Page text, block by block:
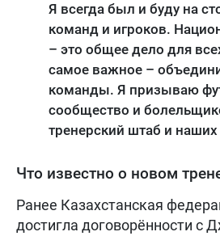
Я всегда был и буду на
команд и игроков.
– это общее дело для
самое важное –
команды. Я призываю
сообщество и
тренерский штаб и наших
Что известно о новом
Ранее Казахстанская
достигла договорённости с